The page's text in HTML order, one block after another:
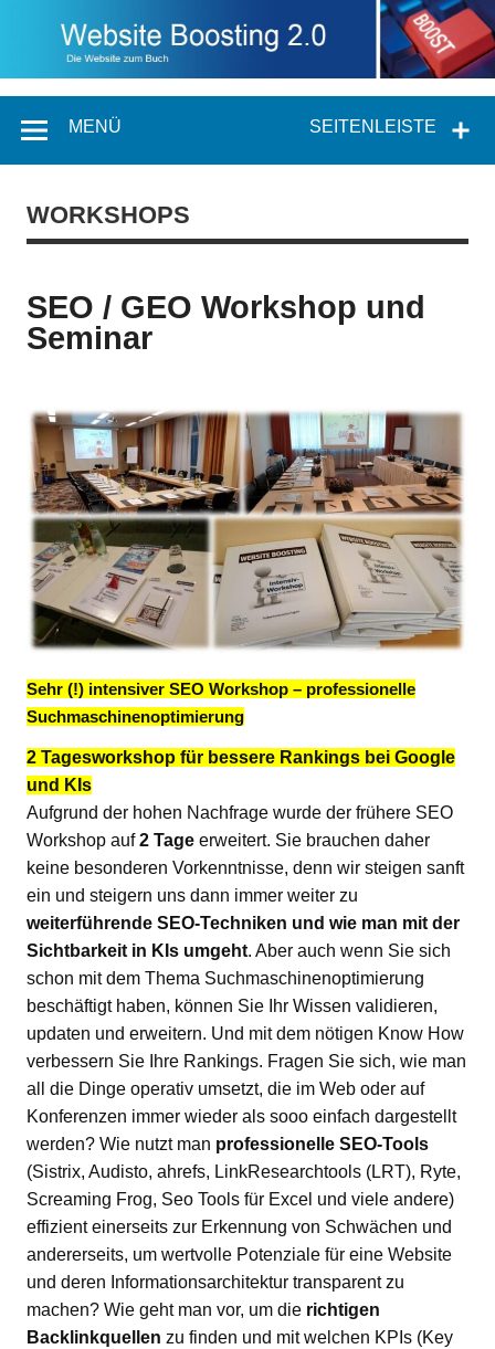
SEITENLEISTE
MENÜ
WORKSHOPS
SEO / GEO Workshop und
Seminar
Sehr (!) intensiver SEO Workshop – professionelle
Suchmaschinenoptimierung
2 Tagesworkshop für bessere Rankings bei Google
und KIs
Aufgrund der hohen Nachfrage wurde der frühere SEO
Workshop auf2 Tage erweitert. Sie brauchen daher
keine besonderen Vorkenntnisse, denn wir steigen sanft
ein und steigern uns dann immer weiter zu
weiterführende SEO-Techniken und wie man mit der
Sichtbarkeit in KIs umgeht. Aber auch wenn Sie sich
schon mit dem Thema Suchmaschinenoptimierung
beschäftigt haben, können Sie Ihr Wissen validieren,
updaten und erweitern. Und mit dem nötigen Know How
verbessern Sie Ihre Rankings. Fragen Sie sich, wie man
all die Dinge operativ umsetzt, die im Web oder auf
Konferenzen immer wieder als sooo einfach dargestellt
werden? Wie nutzt man professionelle SEO-Tools
(Sistrix, Audisto, ahrefs, LinkResearchtools (LRT), Ryte,
Screaming Frog, Seo Tools für Excel und viele andere)
effizient einerseits zur Erkennung von Schwächen und
andererseits, um wertvolle Potenziale für eine Website
und deren Informationsarchitektur transparent zu
machen? Wie geht man vor, um die richtigen
Backlinkquellen zu finden und mit welchen KPIs (Key